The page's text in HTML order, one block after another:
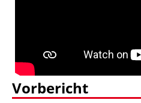
Vorbericht